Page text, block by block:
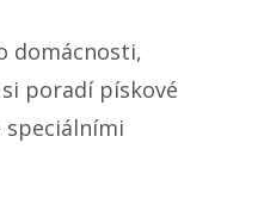
domácnosti,
poradí pískové
speciálními